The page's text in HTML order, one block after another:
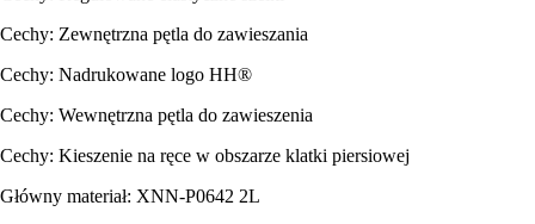
Cechy: Zewnętrzna pętla do zawieszania
Cechy: Nadrukowane logo HH®
Cechy: Wewnętrzna pętla do zawieszenia
Cechy: Kieszenie na ręce w obszarze klatki piersiowej
Główny materiał: XNN-P0642 2L